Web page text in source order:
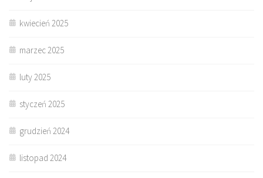
kwiecień 2025
marzec 2025
luty 2025
styczeń 2025
grudzień 2024
listopad 2024